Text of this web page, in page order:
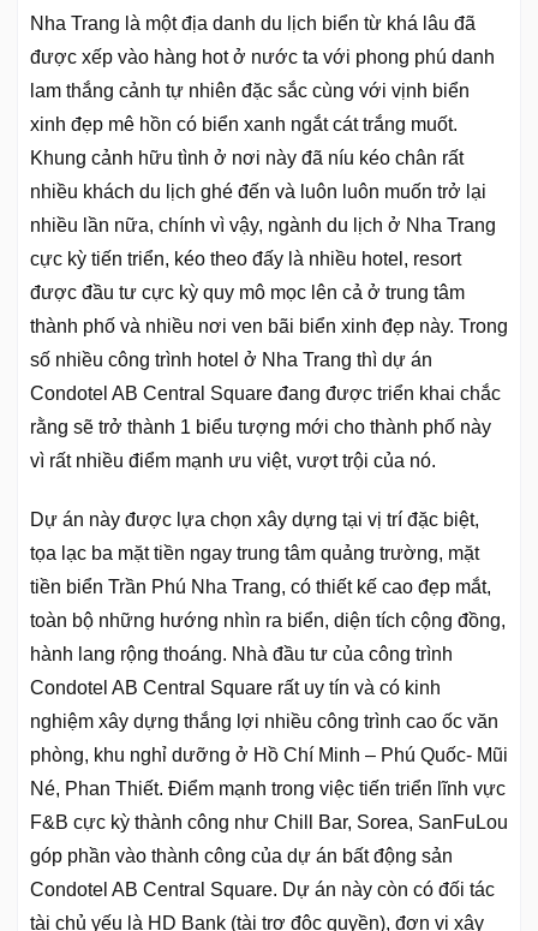
Nha Trang là một địa danh du lịch biển từ khá lâu đã
được xếp vào hàng hot ở nước ta với phong phú danh
lam thắng cảnh tự nhiên đặc sắc cùng với vịnh biển
xinh đẹp mê hồn có biển xanh ngắt cát trắng muốt.
Khung cảnh hữu tình ở nơi này đã níu kéo chân rất
nhiều khách du lịch ghé đến và luôn luôn muốn trở lại
nhiều lần nữa, chính vì vậy, ngành du lịch ở Nha Trang
cực kỳ tiến triển, kéo theo đấy là nhiều hotel, resort
được đầu tư cực kỳ quy mô mọc lên cả ở trung tâm
thành phố và nhiều nơi ven bãi biển xinh đẹp này. Trong
số nhiều công trình hotel ở Nha Trang thì dự án
Condotel AB Central Square đang được triển khai chắc
rằng sẽ trở thành 1 biểu tượng mới cho thành phố này
vì rất nhiều điểm mạnh ưu việt, vượt trội của nó.
Dự án này được lựa chọn xây dựng tại vị trí đặc biệt,
tọa lạc ba mặt tiền ngay trung tâm quảng trường, mặt
tiền biển Trần Phú Nha Trang, có thiết kế cao đẹp mắt,
toàn bộ những hướng nhìn ra biển, diện tích cộng đồng,
hành lang rộng thoáng. Nhà đầu tư của công trình
Condotel AB Central Square rất uy tín và có kinh
nghiệm xây dựng thắng lợi nhiều công trình cao ốc văn
phòng, khu nghỉ dưỡng ở Hồ Chí Minh – Phú Quốc- Mũi
Né, Phan Thiết. Điểm mạnh trong việc tiến triển lĩnh vực
F&B cực kỳ thành công như Chill Bar, Sorea, SanFuLou
góp phần vào thành công của dự án bất động sản
Condotel AB Central Square. Dự án này còn có đối tác
tài chủ yếu là HD Bank (tài trợ độc quyền), đơn vị xây